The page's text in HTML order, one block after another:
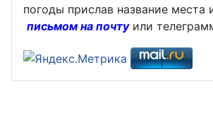
погоды прислав название места
письмом на почтуили